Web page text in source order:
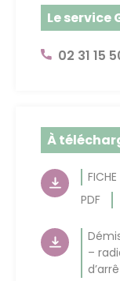
Le service
02 31 15
À
PDF
–